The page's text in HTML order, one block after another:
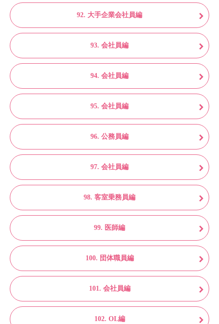
92. 大手企業会社員編
93. 会社員編
94. 会社員編
95. 会社員編
96. 公務員編
97. 会社員編
98. 客室乗務員編
99. 医師編
100. 団体職員編
101. 会社員編
102. OL編